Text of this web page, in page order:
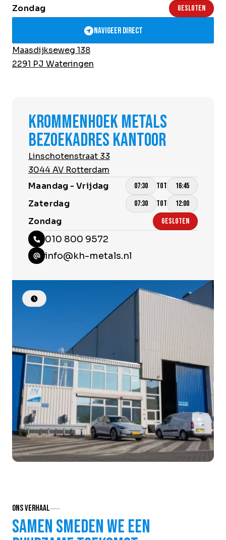
Zondag GESLOTEN
Navigeer direct
Maasdijkseweg 138
2291 PJ Wateringen
KROMMENHOEK METALS
BEZOEKADRES KANTOOR
Linschotenstraat 33
3044 AV Rotterdam
Maandag - Vrijdag
07:30 TOT 16:45
Zaterdag 07:30 TOT 12:00
Zondag GESLOTEN
010 800 9572
info@kh-metals.nl
Ons verhaal
Samen smeden we een